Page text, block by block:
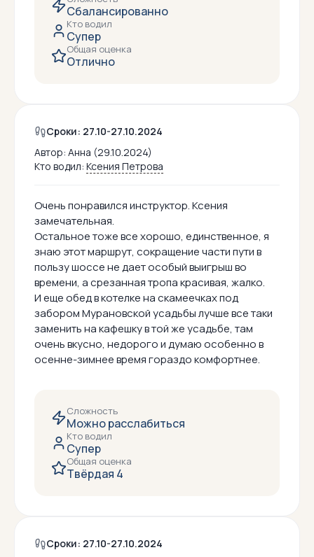
Сбалансированно
Кто водил
Супер
Общая оценка
Отлично
Сроки: 27.10-27.10.2024
Автор: Анна (29.10.2024)
Кто водил: Ксения Петрова
Очень понравился инструктор. Ксения
замечательная.
Остальное тоже все хорошо, единственное, я
знаю этот маршрут, сокращение части пути в
пользу шоссе не дает особый выигрыш во
времени, а срезанная тропа красивая, жалко.
И еще обед в котелке на скамеечках под
забором Мурановской усадьбы лучше все таки
заменить на кафешку в той же усадьбе, там
очень вкусно, недорого и думаю особенно в
осенне-зимнее время гораздо комфортнее.
Сложность
Можно расслабиться
Кто водил
Супер
Общая оценка
Твёрдая 4
Сроки: 27.10-27.10.2024